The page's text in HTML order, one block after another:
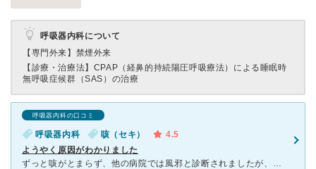
呼吸器内科について
【専門外来】 禁煙外来
【診療・治療法】 CPAP（経鼻的持続陽圧呼吸療法）による睡眠時
無呼吸症候群（SAS）の治療
呼吸器内科の口コミ
呼吸器内科 咳（セキ）
4.5
ようやく原因がわかりました
ずっと咳がとまらず、他の病院では風邪と診断されましたが、その後も1週間以上咳がとまらず、よくなるどころか酷くなっていき、藁にもすがる思いで口コミが良かったこちらのクリニックに伺いました。とても綺麗な病